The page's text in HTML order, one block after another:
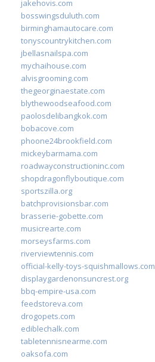
jakehovis.com
bosswingsduluth.com
birminghamautocare.com
tonyscountrykitchen.com
jbellasnailspa.com
mychaihouse.com
alvisgrooming.com
thegeorginaestate.com
blythewoodseafood.com
paolosdelibangkok.com
bobacove.com
phoone24brookfield.com
mickeybarmama.com
roadwayconstructioninc.com
shopdragonflyboutique.com
sportszilla.org
batchprovisionsbar.com
brasserie-gobette.com
musicrearte.com
morseysfarms.com
riverviewtennis.com
official-kelly-toys-squishmallows.com
displaygardenonsuncrest.org
bbq-empire-usa.com
feedstoreva.com
drogopets.com
ediblechalk.com
tabletennisnearme.com
oaksofa.com